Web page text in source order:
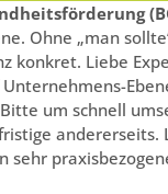
Ohne „man
konkret. Liebe
um schnell
andererseits.
sehr